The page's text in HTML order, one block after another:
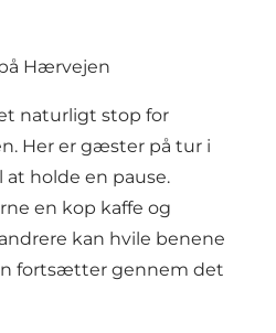
Hærvejen
naturligt stop for
Her er gæster på tur i
holde en pause.
en kop kaffe og
kan hvile benene
fortsætter gennem det